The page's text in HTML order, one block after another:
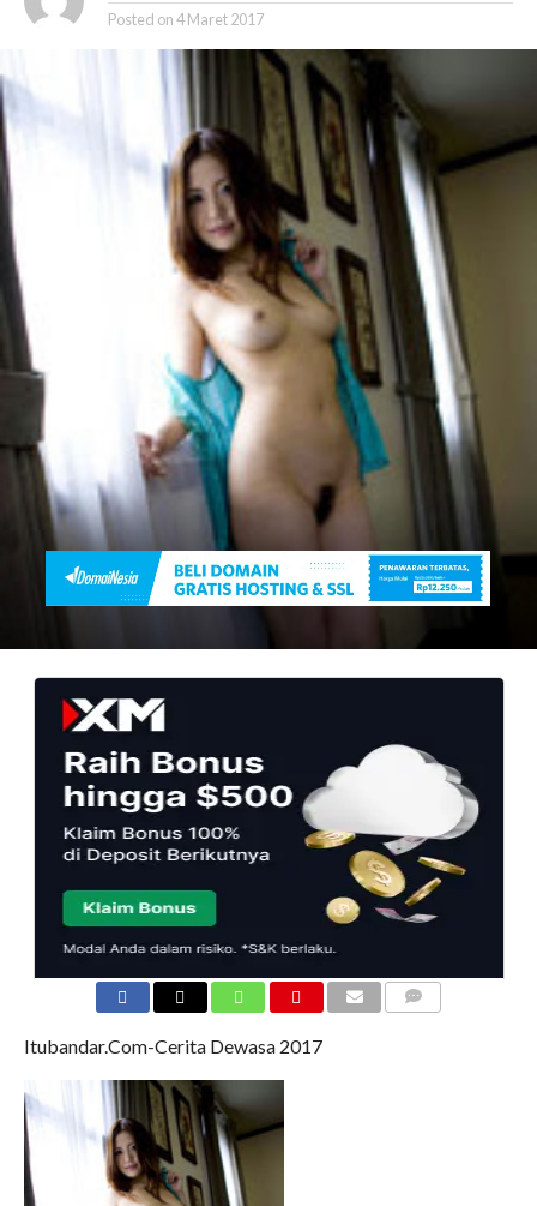
Posted on4 Maret 2017
Itubandar.Com-Cerita Dewasa 2017